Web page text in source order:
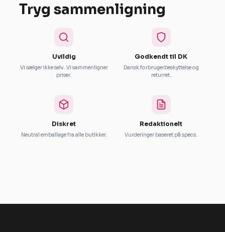
Tryg sammenligning
Uvildig
Vi sælger ikke selv. Vi sammenligner
priser.
Godkendt til DK
Dansk forbrugerbeskyttelse og
returret.
Diskret
Neutral emballage fra alle butikker.
Redaktionelt
Vurderinger baseret på specs.